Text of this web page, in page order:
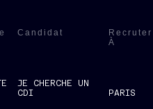
Candidat
JE CHERCHE UN
CDI
Recruter
À
PARIS